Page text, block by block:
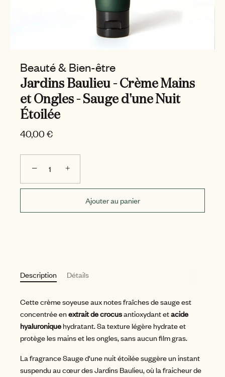
Beauté & Bien-être
Jardins Baulieu - Crème Mains
et Ongles - Sauge d'une Nuit
Étoilée
40,00 €
− +
Ajouter au panier
Description Détails
Cette crème soyeuse aux notes fraîches de sauge est
concentrée enextrait de crocusantioxydant etacide
hyaluronique hydratant. Sa texture légère hydrate et
protège les mains et les ongles, sans aucun film gras.
La fragrance Sauge d'une nuit étoilée suggère un instant
suspendu au cœur des Jardins Baulieu, où la fraicheur de